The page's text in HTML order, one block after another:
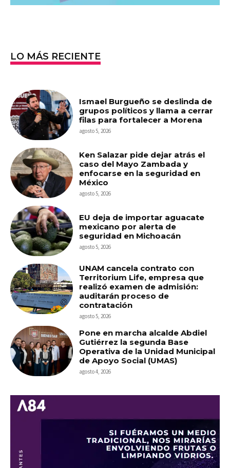
LO MÁS RECIENTE
Ismael Burgueño se deslinda de
grupos políticos y llama a cerrar
filas para fortalecer a Morena
agosto 5, 2026
Ken Salazar pide dejar atrás el
caso del Mayo Zambada y
enfocarse en la seguridad en
México
agosto 5, 2026
EU deja de importar aguacate
mexicano por alerta de
seguridad en Michoacán
agosto 5, 2026
UNAM cancela contrato con
Territorium Life, empresa que
realizó examen de admisión:
auditarán proceso de
contratación
agosto 5, 2026
Pone en marcha alcalde Abdiel
Gutiérrez la segunda Base
Operativa de la Unidad Municipal
de Apoyo Social (UMAS)
agosto 4, 2026